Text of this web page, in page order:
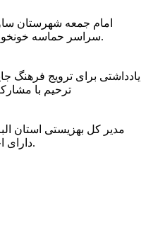
امام جمعه شهرستان
سراسر حماسه خونخواهی و مرگ بر آمریکا و اسرائیل بود.
یادداشتی برای ترویج فرهنگ
ترحیم با
دارای اختلالات بینایی در این استان خبر داد.